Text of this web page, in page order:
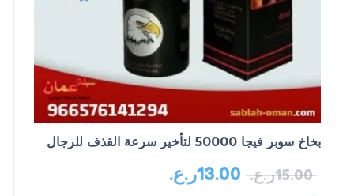
بخاخ سوبر فيجا 50000 لتأخير سرعة القذف للرجال
15.00ر.ع. 13.00ر.ع.